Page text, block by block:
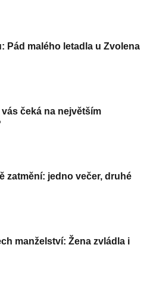
Pád malého letadla u Zvolena
čeká na největším
zatmění: jedno večer, druhé
manželství: Žena zvládla i